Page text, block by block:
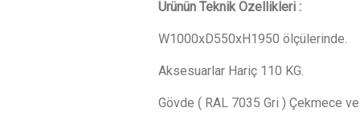
Ürünün Teknik Özellikleri :
W1000xD550xH1950 ölçülerinde.
Aksesuarlar Hariç 110 KG.
Gövde ( RAL 7035 Gri ) Çekmece